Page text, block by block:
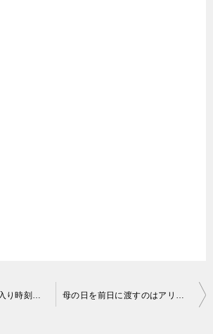
夏至の日の出と日の入り時刻【2026年】沖縄・東京・大阪・札幌・福岡 母の日を前日に渡すのはアリ？【プレゼントを渡すタイミング】何時頃がいい？